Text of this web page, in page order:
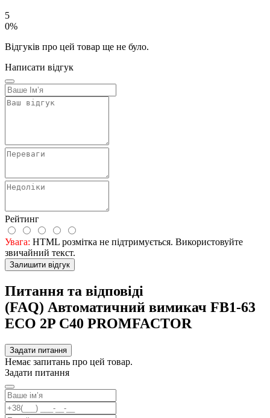
5
0%
Відгуків про цей товар ще не було.
Написати відгук
Рейтинг
Увага: HTML розмітка не підтримується. Використовуйте
звичайний текст.
Залишити відгук
Питання та відповіді
(FAQ) Автоматичний вимикач FB1-63
ECO 2P С40 PROMFACTOR
Задати питання
Немає запитань про цей товар.
Задати питання